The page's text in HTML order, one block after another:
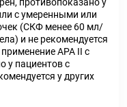
с умеренными или
(СКФ менее 60 мл/
и не рекомендуется
АРА II с
у пациентов с
у других